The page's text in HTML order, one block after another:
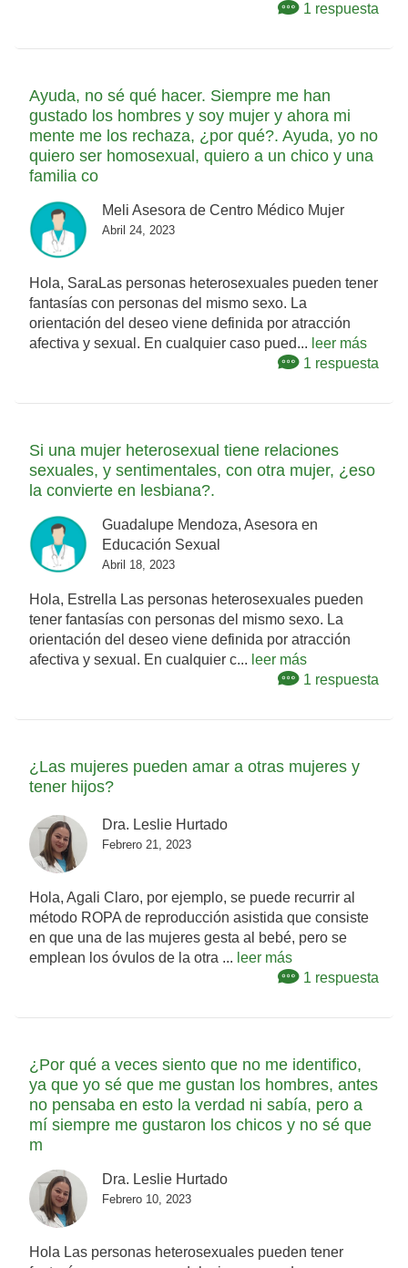
1 respuesta
Ayuda, no sé qué hacer. Siempre me han
gustado los hombres y soy mujer y ahora mi
mente me los rechaza, ¿por qué?. Ayuda, yo no
quiero ser homosexual, quiero a un chico y una
familia co
Meli Asesora de Centro Médico Mujer
Abril 24, 2023
Hola, SaraLas personas heterosexuales pueden tener
fantasías con personas del mismo sexo. La
orientación del deseo viene definida por atracción
afectiva y sexual. En cualquier caso pued... leer más
1 respuesta
Si una mujer heterosexual tiene relaciones
sexuales, y sentimentales, con otra mujer, ¿eso
la convierte en lesbiana?.
Guadalupe Mendoza, Asesora en
Educación Sexual
Abril 18, 2023
Hola, Estrella Las personas heterosexuales pueden
tener fantasías con personas del mismo sexo. La
orientación del deseo viene definida por atracción
afectiva y sexual. En cualquier c... leer más
1 respuesta
¿Las mujeres pueden amar a otras mujeres y
tener hijos?
Dra. Leslie Hurtado
Febrero 21, 2023
Hola, Agali Claro, por ejemplo, se puede recurrir al
método ROPA de reproducción asistida que consiste
en que una de las mujeres gesta al bebé, pero se
emplean los óvulos de la otra ... leer más
1 respuesta
¿Por qué a veces siento que no me identifico,
ya que yo sé que me gustan los hombres, antes
no pensaba en esto la verdad ni sabía, pero a
mí siempre me gustaron los chicos y no sé que
m
Dra. Leslie Hurtado
Febrero 10, 2023
Hola Las personas heterosexuales pueden tener